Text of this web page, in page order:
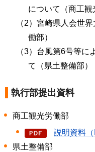
について（商工観
（2）宮崎県人会世
働部）
（3）台風第6号等に
て（県土整備部）
執行部提出資料
商工観光労働部
説明資料（
県土整備部